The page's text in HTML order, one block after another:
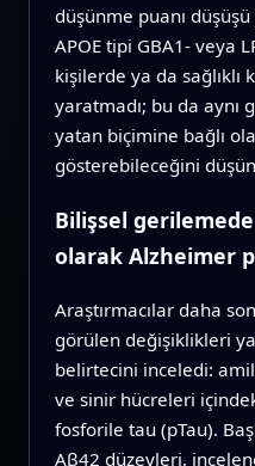
düşünme puanı düşüşü
APOE tipi GBA1- veya
kişilerde ya da
yaratmadı; bu da aynı
yatan biçimine bağlı
gösterebileceğini
Bilişsel
olarak Alzheimer
Araştırmacılar daha
görülen değişiklikleri
belirtecini inceledi:
ve sinir hücreleri
fosforile tau (pTau).
Aβ42 düzeyleri,